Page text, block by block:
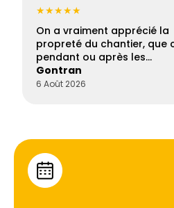
★★★★★
On a vraiment apprécié la
propreté du chantier, que
pendant ou après les…
Gontran
6 Août 2026